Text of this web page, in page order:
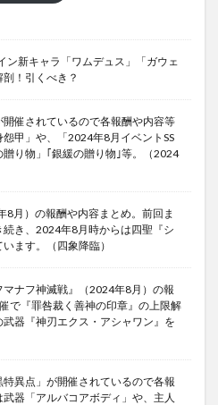
ン新キャラ「ワムデュス」「ガウェ
！引くべき？
開催されているので各報酬や内容等
甲」や、「2024年8月イベントSS
り物」｢銀緩の贈り物｣等。（2024
8月）の報酬や内容まとめ。前回ま
き、2024年8月時からは四聖『シ
ます。（四象降臨）
マナフ神滅戦』（2024年8月）の報
で『罪咎裁く善神の印章』の上限解
器『神刃エクス・アシャワン』を
特異点」が開催されているので各報
器「アルバコアボディ」や、主人